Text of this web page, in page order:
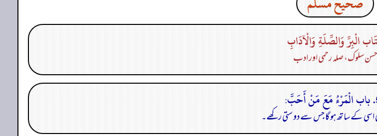
الْبِرِّ وَالصِّلَةِ وَالْآدَابِ
حسن سلوک، صلہ رحمی اور ادب
کے ساتھ ہو گا جس سے دو ستی رکھے۔